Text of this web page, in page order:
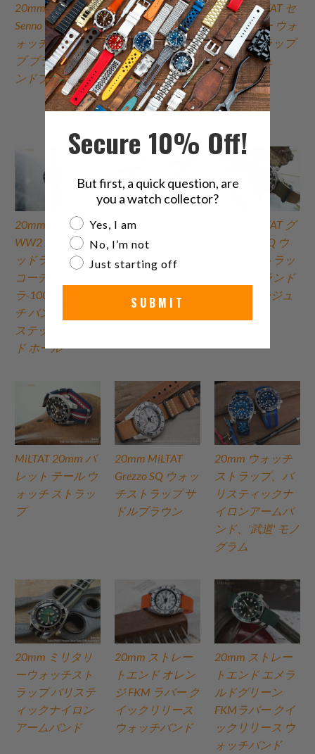
20mm MiLTAT
Senno レザーウ
ォッチストラッ
プ ブラック、サ
ンドブラスト
20mm MiLTAT
WW2 2ピース
ERDL迷彩キャン
バスウォッチバ
ンド（ロックス
テッチラウンド
ホール付き）
20mm MiLTAT セ
ンノ レザー ウォ
ッチ ストラップ
LV ベージュ
20mm MiLTAT
WW2 2ピース ウ
ッドランド カモ
コーデュ
ラ-1000D ウォッ
チ バンド ロック
ステッチ ラウン
ド ホール
20mm 2ピース
WW2 ナイロ
ン、ネイビーブ
20mm MiLTAT グ
レッツォ SQ ウ
ォッチ ストラッ
プ ウッドランド
カモフラージュ
MiLTAT 20mm バ
レット テール ウ
ォッチ ストラッ
プ
20mm MiLTAT
Grezzo SQ ウォッ
チストラップ サ
ドルブラウン
20mm ウォッチ
ストラップ、バ
リスティックナ
イロンアームバ
ンド、'武道' モノ
グラム
20mm ミリタリ
ーウォッチスト
ラップ バリステ
ィックナイロン
アームバンド
20mm ストレー
トエンド オレン
ジ FKM ラバー ク
イックリリース
ウォッチバンド
20mm ストレー
トエンド エメラ
ルドグリーン
FKMラバー クイ
ックリリース ウ
ォッチバンド
Secure 10% Off!
But first, a quick question, are
you a watch collector?
Are you a watch collector?
Yes, I am
No, I’m not
Just starting off
SUBMIT